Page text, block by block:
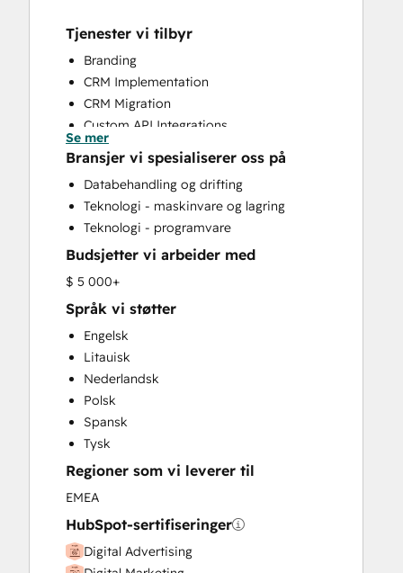
Tjenester vi tilbyr
Branding
CRM Implementation
CRM Migration
Custom API Integrations
Customer Marketing
Email Marketing
HubSpot Onboarding
Knowledge Base Development
Paid Advertising
Public Relations
Sales Enablement
Search Engine Optimization
Social Media
Website Design
Website Development
Website Migration
Se mer
Bransjer vi spesialiserer oss på
Databehandling og drifting
Teknologi - maskinvare og lagring
Teknologi - programvare
Budsjetter vi arbeider med
$ 5 000+
Språk vi støtter
Engelsk
Litauisk
Nederlandsk
Polsk
Spansk
Tysk
Regioner som vi leverer til
EMEA
HubSpot-sertifiseringer
Digital Advertising